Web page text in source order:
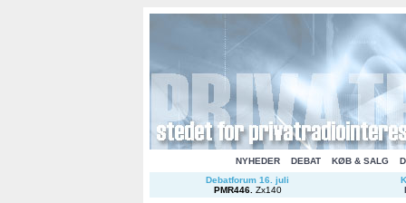
NYHEDER DEBAT KØB & SALG
Debatforum 16. juli
PMR446. Zx140